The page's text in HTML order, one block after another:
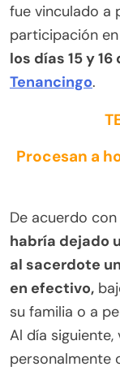
fue vinculado a
participación
los días 15 y
Tenancingo.
Procesan a
De acuerdo
habría dejado
al sacerdote
en efectivo,
su familia o a
Al día
personalmente